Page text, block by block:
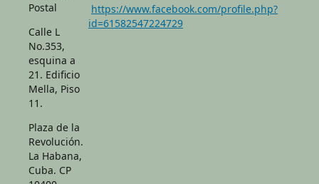
Postal
Calle L
No.353,
esquina a
21. Edificio
Mella, Piso
11.
Plaza de la
Revolución.
La Habana,
Cuba. CP
https://www.facebook.com/profile.php?
id=61582547224729